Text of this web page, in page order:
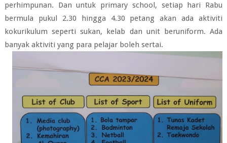
perhimpunan. Dan untuk primary school, setiap hari Rabu
bermula pukul 2.30 hingga 4.30 petang akan ada aktiviti
kokurikulum seperti sukan, kelab dan unit beruniform. Ada
banyak aktiviti yang para pelajar boleh sertai.